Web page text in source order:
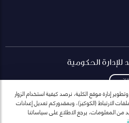
الحكومية
إدارة موقع الكلية، نرصد كيفية استخدام الزوار
الارتباط (الكوكيز)، وبمقدوركم تعديل إعدادات
المعلومات، يرجع الاطلاع على سياساتنا